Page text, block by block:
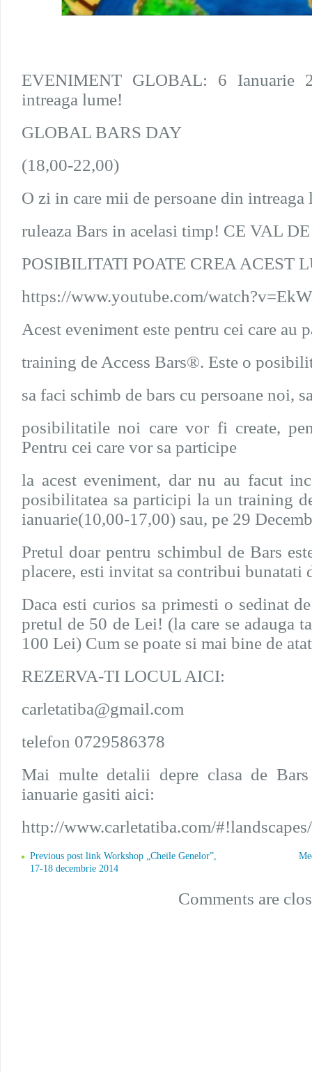
EVENIMENT GLOBAL: 6 Ianuarie
intreaga lume!
GLOBAL BARS DAY
(18,00-22,00)
O zi in care mii de persoane din intreaga
ruleaza Bars in acelasi timp! CE VAL
POSIBILITATI POATE CREA ACEST
https://www.youtube.com/
Acest eveniment este pentru cei care au
training de Access Bars®. Este o
sa faci schimb de bars cu persoane noi,
posibilitatile noi care vor fi create,
Pentru cei care vor sa participe
la acest eveniment, dar nu au facut
posibilitatea sa participi la un training
ianuarie(10,00-17,00) sau, pe 29
Pretul doar pentru schimbul de Bars
placere, esti invitat sa contribui bunatati
Daca esti curios sa primesti o sedinat
pretul de 50 de Lei! (la care se adauga
100 Lei) Cum se poate si mai bine de
REZERVA-TI LOCUL AICI:
carletatiba@gmail.com
telefon 0729586378
Mai multe detalii depre clasa de
ianuarie gasiti aici:
http://www.carletatiba.com/
Previous post link Workshop „Cheile Genelor”,
17-18 decembrie 2014
Comments are